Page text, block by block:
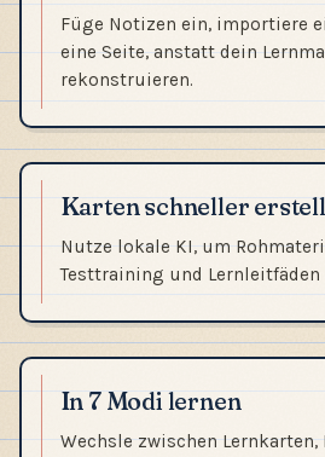
Füge Notizen ein, importiere
eine Seite, anstatt dein
rekonstruieren.
Karten schneller
Nutze lokale KI, um
Testtraining und Lernleitfäden
In 7 Modi lernen
Wechsle zwischen